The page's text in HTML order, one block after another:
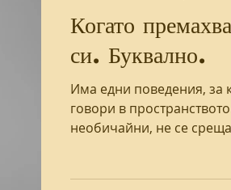
алергия типове
професионален опит търсене
Когато
си. Буквално.
Има едни поведения, за
говори в
необичайни, не се